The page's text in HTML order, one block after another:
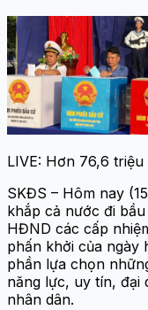
LIVE: Hơn 76,6
SKĐS – Hôm nay
khắp cả nước đi
HĐND các cấp
phấn khởi của ngày
phần lựa chọn
năng lực, uy tín, đại
nhân dân.